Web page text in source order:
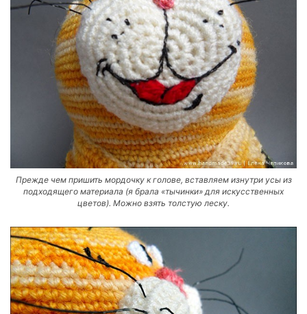
Прежде чем пришить мордочку к голове, вставляем изнутри усы из
подходящего материала (я брала «тычинки» для искусственных
цветов). Можно взять толстую леску.